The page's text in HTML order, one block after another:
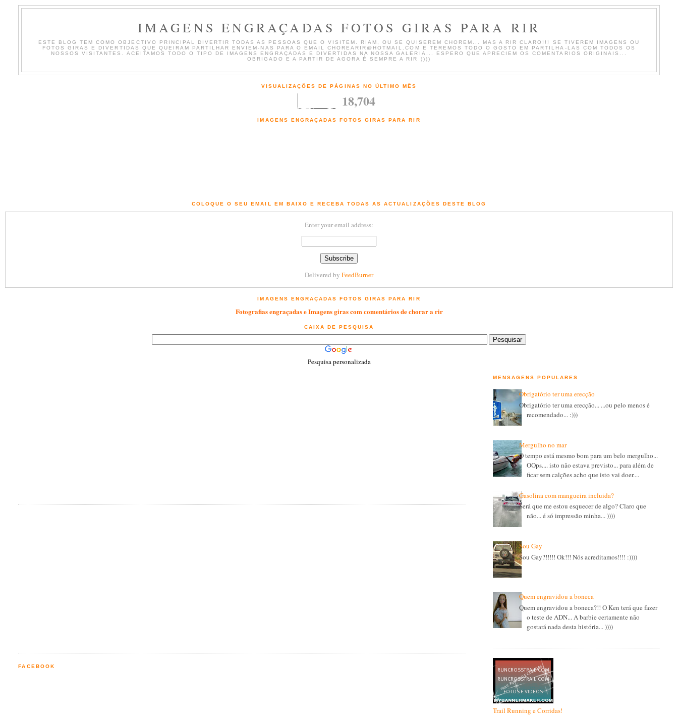
IMAGENS ENGRAÇADAS FOTOS GIRAS PARA RIR
ESTE BLOG TEM COMO OBJECTIVO PRINCIPAL DIVERTIR TODAS AS PESSOAS QUE O VISITEM. RIAM, OU SE QUISEREM CHOREM... MAS A RIR CLARO!!! SE TIVEREM IMAGENS OU
FOTOS GIRAS E DIVERTIDAS QUE QUEIRAM PARTILHAR ENVIEM-NAS PARA O EMAIL CHOREARIR@HOTMAIL.COM E TEREMOS TODO O GOSTO EM PARTILHA-LAS COM TODOS OS
NOSSOS VISITANTES. ACEITAMOS TODO O TIPO DE IMAGENS ENGRAÇADAS E DIVERTIDAS NA NOSSA GALERIA... ESPERO QUE APRECIEM OS COMENTARIOS ORIGINAIS...
OBRIGADO E A PARTIR DE AGORA É SEMPRE A RIR ))))
VISUALIZAÇÕES DE PÁGINAS NO ÚLTIMO MÊS
18,704
IMAGENS ENGRAÇADAS FOTOS GIRAS PARA RIR
COLOQUE O SEU EMAIL EM BAIXO E RECEBA TODAS AS ACTUALIZAÇÕES DESTE BLOG
Enter your email address:
Delivered by FeedBurner
IMAGENS ENGRAÇADAS FOTOS GIRAS PARA RIR
Fotografias engraçadas e Imagens giras com comentários de chorar a rir
CAIXA DE PESQUISA
Pesquisa personalizada
FACEBOOK
MENSAGENS POPULARES
Obrigatório ter uma erecção
Obrigatório ter uma erecção... ...ou pelo menos é
recomendado... :)))
Mergulho no mar
O tempo está mesmo bom para um belo mergulho...
OOps.... isto não estava previsto... para além de
ficar sem calções acho que isto vai doer....
Gasolina com mangueira incluida?
Será que me estou esquecer de algo? Claro que
não... é só impressão minha... ))))
Sou Gay
Sou Gay?!!!!! Ok!!! Nós acreditamos!!!! :))))
Quem engravidou a boneca
Quem engravidou a boneca?!! O Ken terá que fazer
o teste de ADN... A barbie certamente não
gostará nada desta história... ))))
Trail Running e Corridas!